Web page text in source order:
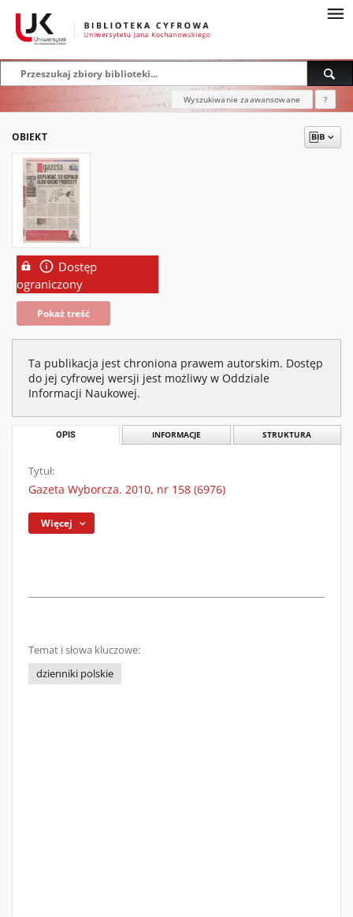
Wyszukiwanie zaawansowane ?
OBIEKT
Dostęp
ograniczony
Pokaż treść
Ta publikacja jest chroniona prawem autorskim. Dostęp
do jej cyfrowej wersji jest możliwy w Oddziale
Informacji Naukowej.
OPIS INFORMACJE STRUKTURA
Tytuł:
Gazeta Wyborcza. 2010, nr 158 (6976)
Więcej
Temat i słowa kluczowe:
dzienniki polskie